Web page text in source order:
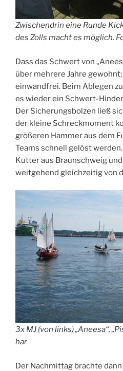
Zwischendrin eine Runde
des Zolls macht es möglich.
Dass das Schwert von
über mehrere Jahre
einwandfrei. Beim Ablegen
es wieder ein Schwert-
Der Sicherungsbolzen ließ
der kleine Schreckmoment
größeren Hammer aus dem
Teams schnell gelöst
Kutter aus Braunschweig
weitgehend gleichzeitig von
3x MJ (von links) „Aneesa“,
har
Der Nachmittag brachte